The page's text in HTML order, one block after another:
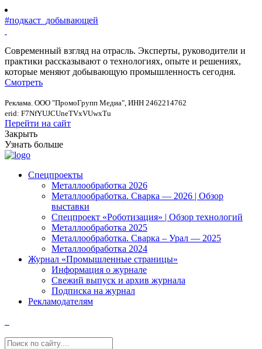
#подкаст_добывающей
Современный взгляд на отрасль. Эксперты, руководители и
практики рассказывают о технологиях, опыте и решениях,
которые меняют добывающую промышленность сегодня.
Смотреть
Реклама. ООО "ПромоГрупп Медиа", ИНН 2462214762
erid: F7NfYUJCUneTVxVUwxTu
Перейти на сайт
Закрыть
Узнать больше
Спецпроекты
Металлообработка 2026
Металлообработка. Сварка — 2026 | Обзор
выставки
Спецпроект «Роботизация» | Обзор технологий
Металлообработка 2025
Металлообработка. Сварка – Урал — 2025
Металлообработка 2024
Журнал «Промышленные страницы»
Информация о журнале
Свежий выпуск и архив журнала
Подписка на журнал
Рекламодателям